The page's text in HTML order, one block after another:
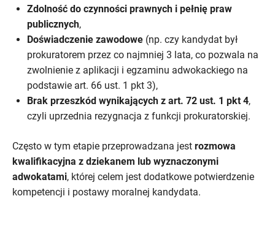
Zdolność do czynności prawnych i pełnię praw
publicznych,
Doświadczenie zawodowe (np. czy kandydat był
prokuratorem przez co najmniej 3 lata, co pozwala na
zwolnienie z aplikacji i egzaminu adwokackiego na
podstawie art. 66 ust. 1 pkt 3),
Brak przeszkód wynikających z art. 72 ust. 1 pkt 4,
czyli uprzednia rezygnacja z funkcji prokuratorskiej.
Często w tym etapie przeprowadzana jest rozmowa
kwalifikacyjna z dziekanem lub wyznaczonymi
adwokatami, której celem jest dodatkowe potwierdzenie
kompetencji i postawy moralnej kandydata.